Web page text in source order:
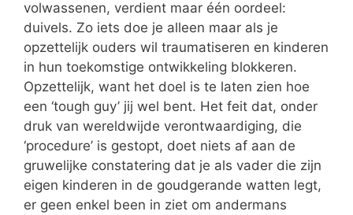
volwassenen, verdient maar één oordeel:
duivels. Zo iets doe je alleen maar als je
opzettelijk ouders wil traumatiseren en kinderen
in hun toekomstige ontwikkeling blokkeren.
Opzettelijk, want het doel is te laten zien hoe
een ‘tough guy’ jij wel bent. Het feit dat, onder
druk van wereldwijde verontwaardiging, die
‘procedure’ is gestopt, doet niets af aan de
gruwelijke constatering dat je als vader die zijn
eigen kinderen in de goudgerande watten legt,
er geen enkel been in ziet om andermans